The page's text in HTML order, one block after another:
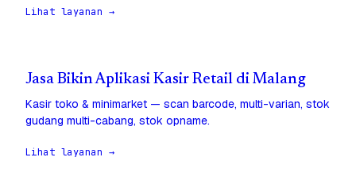
Lihat layanan →
Jasa Bikin Aplikasi Kasir Retail di Malang
Kasir toko & minimarket — scan barcode, multi-varian, stok
gudang multi-cabang, stok opname.
Lihat layanan →